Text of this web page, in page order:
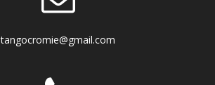
tangocromie@gmail.com